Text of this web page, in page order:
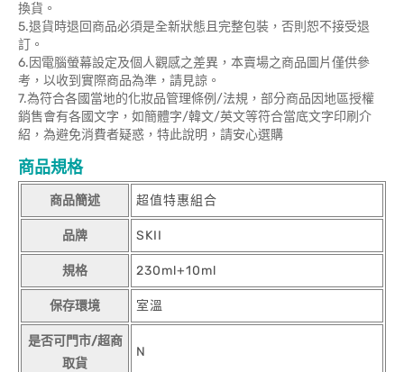
換貨。
5.退貨時退回商品必須是全新狀態且完整包裝，否則恕不接受退
訂。
6.因電腦螢幕設定及個人觀感之差異，本賣場之商品圖片僅供參
考，以收到實際商品為準，請見諒。
7.為符合各國當地的化妝品管理條例/法規，部分商品因地區授權
銷售會有各國文字，如簡體字/韓文/英文等符合當底文字印刷介
紹，為避免消費者疑惑，特此說明，請安心選購
商品規格
商品簡述 超值特惠組合
品牌 SKII
規格 230ml+10ml
保存環境 室溫
是否可門市/超商
取貨
N